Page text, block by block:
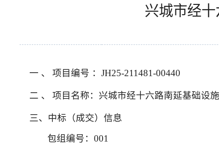
兴城市经
一 、 项目编号 ：JH25-211481-00440
二 、 项目名称：兴城市经十六路南延基础设
三、中标（成交）信息
包组编号：001